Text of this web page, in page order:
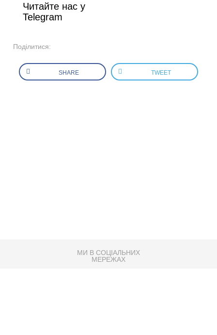
Читайте нас у
Telegram
Поділитися:
SHARE TWEET
МИ В СОЦІАЛЬНИХ
МЕРЕЖАХ